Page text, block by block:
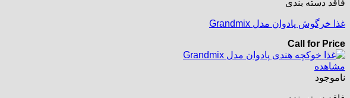
فاقد دسته بندی
غذا خرگوش پادوان مدل Grandmix
Call for Price
مشاهده
ناموجود